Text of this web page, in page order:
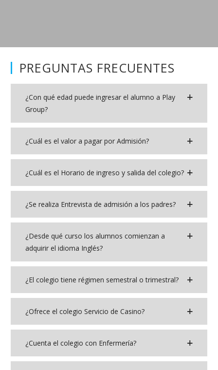
PREGUNTAS FRECUENTES
¿Con qué edad puede ingresar el alumno a Play
Group?
¿Cuál es el valor a pagar por Admisión?
¿Cuál es el Horario de ingreso y salida del colegio?
¿Se realiza Entrevista de admisión a los padres?
¿Desde qué curso los alumnos comienzan a
adquirir el idioma Inglés?
¿El colegio tiene régimen semestral o trimestral?
¿Ofrece el colegio Servicio de Casino?
¿Cuenta el colegio con Enfermería?